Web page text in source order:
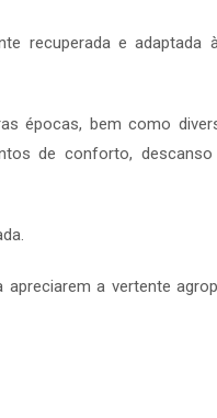
recuperada e adaptada
épocas, bem como
de conforto,
a vertente